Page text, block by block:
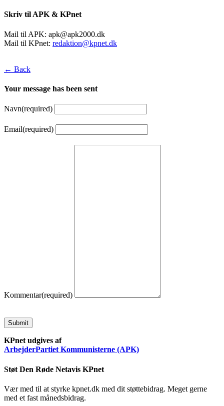
Skriv til APK & KPnet
Mail til APK: apk@apk2000.dk
Mail til KPnet: redaktion@kpnet.dk
← Back
Your message has been sent
Navn(required)
Email(required)
Kommentar(required)
Submit
KPnet udgives af
ArbejderPartiet Kommunisterne (APK)
Støt Den Røde Netavis KPnet
Vær med til at styrke kpnet.dk med dit støttebidrag. Meget gerne
med et fast månedsbidrag.